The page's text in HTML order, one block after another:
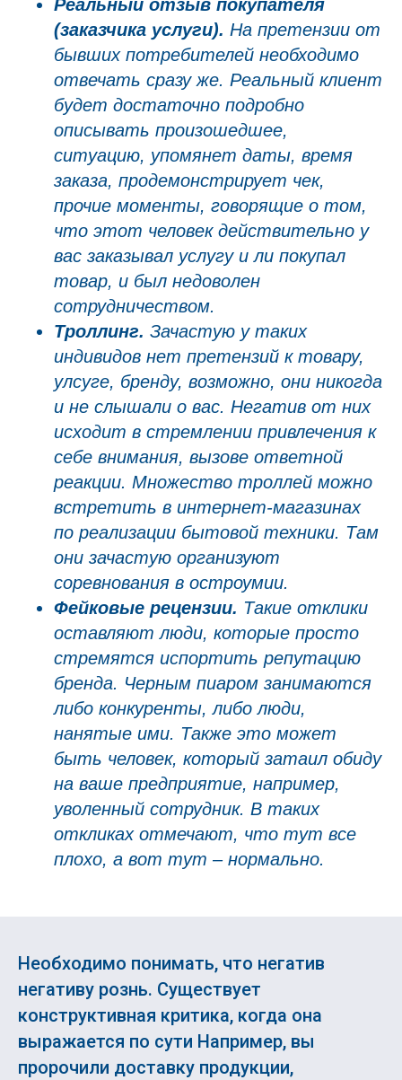
Реальный отзыв покупателя
(заказчика услуги). На претензии от
бывших потребителей необходимо
отвечать сразу же. Реальный клиент
будет достаточно подробно
описывать произошедшее,
ситуацию, упомянет даты, время
заказа, продемонстрирует чек,
прочие моменты, говорящие о том,
что этот человек действительно у
вас заказывал услугу и ли покупал
товар, и был недоволен
сотрудничеством.
Троллинг. Зачастую у таких
индивидов нет претензий к товару,
улсуге, бренду, возможно, они никогда
и не слышали о вас. Негатив от них
исходит в стремлении привлечения к
себе внимания, вызове ответной
реакции. Множество троллей можно
встретить в интернет-магазинах
по реализации бытовой техники. Там
они зачастую организуют
соревнования в остроумии.
Фейковые рецензии. Такие отклики
оставляют люди, которые просто
стремятся испортить репутацию
бренда. Черным пиаром занимаются
либо конкуренты, либо люди,
нанятые ими. Также это может
быть человек, который затаил обиду
на ваше предприятие, например,
уволенный сотрудник. В таких
откликах отмечают, что тут все
плохо, а вот тут – нормально.
Необходимо понимать, что негатив
негативу рознь. Существует
конструктивная критика, когда она
выражается по сути Например, вы
пророчили доставку продукции,